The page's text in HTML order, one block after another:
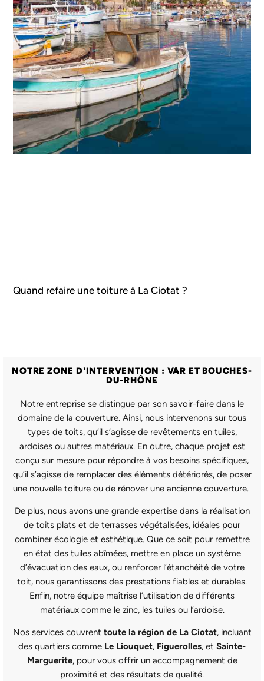
Quand refaire une toiture à La Ciotat ?
NOTRE ZONE D'INTERVENTION : VAR ET BOUCHES-
DU-RHÔNE
Notre entreprise se distingue par son savoir-faire dans le
domaine de la couverture. Ainsi, nous intervenons sur tous
types de toits, qu’il s’agisse de revêtements en tuiles,
ardoises ou autres matériaux. En outre, chaque projet est
conçu sur mesure pour répondre à vos besoins spécifiques,
qu’il s’agisse de remplacer des éléments détériorés, de poser
une nouvelle toiture ou de rénover une ancienne couverture.
De plus, nous avons une grande expertise dans la réalisation
de toits plats et de terrasses végétalisées, idéales pour
combiner écologie et esthétique. Que ce soit pour remettre
en état des tuiles abîmées, mettre en place un système
d’évacuation des eaux, ou renforcer l’étanchéité de votre
toit, nous garantissons des prestations fiables et durables.
Enfin, notre équipe maîtrise l’utilisation de différents
matériaux comme le zinc, les tuiles ou l’ardoise.
Nos services couvrent toute la région de La Ciotat, incluant
des quartiers comme Le Liouquet, Figuerolles, et Sainte-
Marguerite, pour vous offrir un accompagnement de
proximité et des résultats de qualité.